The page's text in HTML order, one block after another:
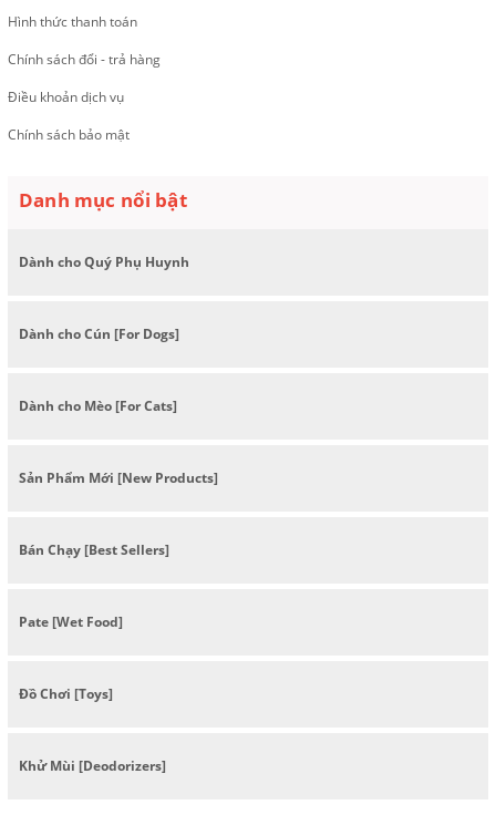
Hình thức thanh toán
Chính sách đổi - trả hàng
Điều khoản dịch vụ
Chính sách bảo mật
Danh mục nổi bật
Dành cho Quý Phụ Huynh
Dành cho Cún [For Dogs]
Dành cho Mèo [For Cats]
Sản Phẩm Mới [New Products]
Bán Chạy [Best Sellers]
Pate [Wet Food]
Đồ Chơi [Toys]
Khử Mùi [Deodorizers]